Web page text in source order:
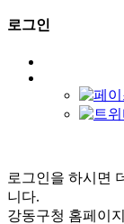
로그인
로그인을 하시면
니다.
강동구청 홈페이